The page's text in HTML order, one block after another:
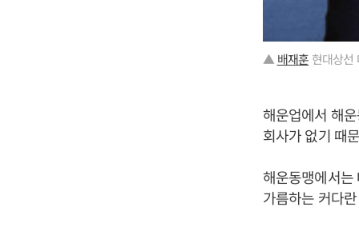
▲ 배재훈 현대상선
해운업에서 해
회사가 없기 때
해운동맹에서는
가름하는 커다